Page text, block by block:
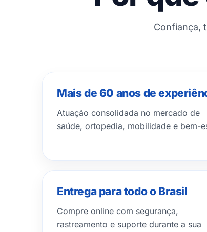
Confiança,
Mais de 60 anos de
Atuação consolidada no mercado de
saúde, ortopedia, mobilidade e bem-
Entrega para todo o Brasil
Compre online com segurança,
rastreamento e suporte durante a sua